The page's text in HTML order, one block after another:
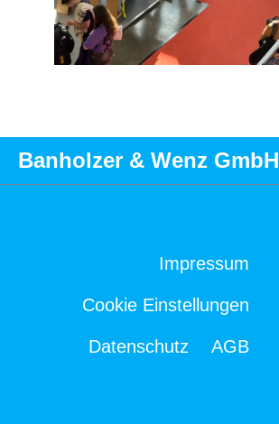
Banholzer & Wenz GmbH
Impressum
Cookie Einstellungen
Datenschutz AGB